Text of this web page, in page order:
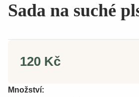
Sada na suché
120 Kč
Množství: